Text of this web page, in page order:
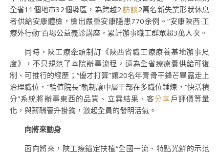
全省11個地市32個縣區，為跨越2.訪談2萬名新失業形狀休息
者供給安康體檢，檢出嚴重安康隱患770余例。“安康陜西·工
療外行動”百場公益義診講座，累計辦事職工群眾超3萬人次。
同時，陜工療牽頭制訂《陜西省職工療療養基地辦事尺
度》，不只規范了本院辦事流程，還為全省療療養供給可復
制、可推行的經歷；“優才打算”讓20名年青骨干鋒芒畢露走上
治理職位，“輪值院長”軌制讓中層干部在多職位錘煉，“快活積
分”系統將辦事東西的品質、立異結果、客分享戶評價等量
化，與薪酬晉升掛鉤，激起全員的發明活氣。
向將來動身
面向將來，陜工療錨定扶植“全國一流、特點光鮮的示范